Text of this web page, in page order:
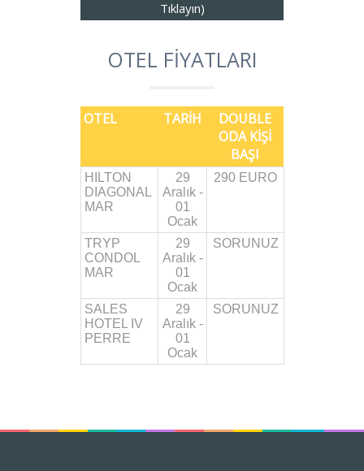
OTEL FİYATLARI
OTEL TARİH
DOUBLE
ODA KİŞİ
BAŞI
HILTON
DIAGONAL
MAR
29
Aralık -
01
Ocak
290 EURO
TRYP
CONDOL
MAR
29
Aralık -
01
Ocak
SORUNUZ
SALES
HOTEL IV
PERRE
29
Aralık -
01
Ocak
SORUNUZ